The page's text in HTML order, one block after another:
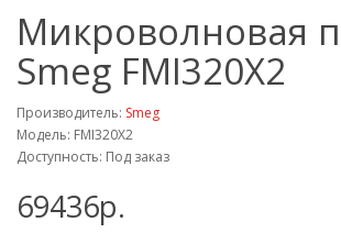
Микроволновая
Smeg FMI320X2
Производитель: Smeg
Модель: FMI320X2
Доступность: Под заказ
69436р.